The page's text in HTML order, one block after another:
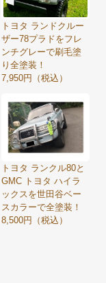
トヨタ ランドクルー
ザー78プラドをフレ
ンチグレーで刷毛塗
り全塗装！
7,950円（税込）
トヨタ ランクル80と
GMC トヨタ ハイラ
ックスを世田谷ベー
スカラーで全塗装！
8,500円（税込）